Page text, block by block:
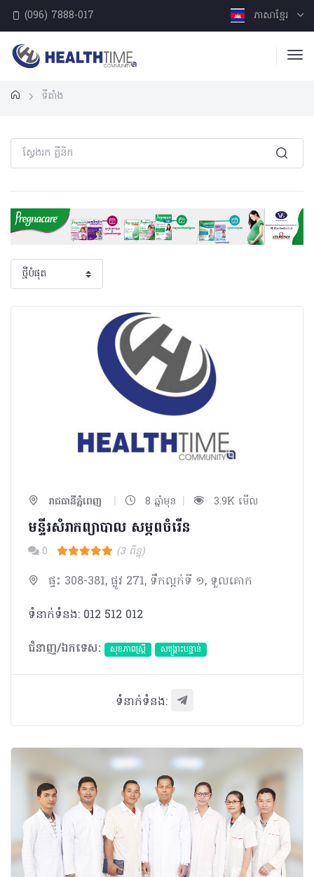
(096) 7888-017 ភាសាខ្មែរ
ទីតាំង
រាជធានីភ្នំពេញ | 8 ឆ្នាំមុន | 3.9K មើល
មន្ទីរសំរាកព្យាបាល សម្ភពចំរើន
0 (3 ពិន្ទុ)
ផ្ទះ 308-381, ផ្លូវ 271, ទឹកល្អក់ទី ១, ទួលគោក
ទំនាក់ទំនង: 012 512 012
ជំនាញ/ឯកទេស:
សុខភាពស្រ្តី សង្គ្រោះបន្ទាន់
ទំនាក់ទំនង: